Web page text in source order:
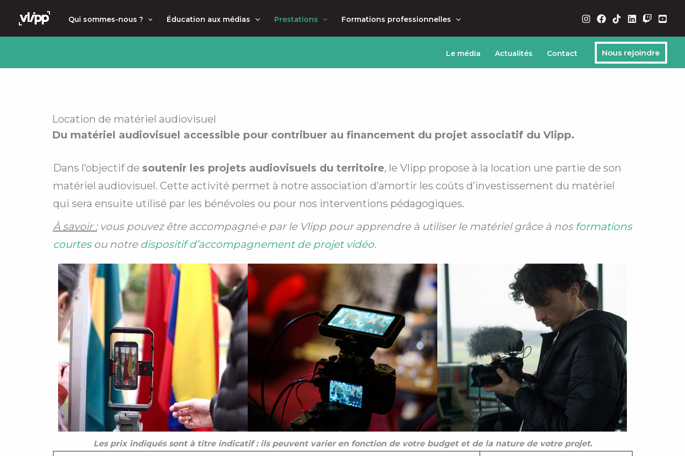
principal
Qui sommes-nous ? Éducation aux médias Prestations Formations professionnelles
Le média Actualités Contact Nous rejoindre
Location de matériel audiovisuel
Du matériel audiovisuel accessible pour contribuer au financement du projet associatif du Vlipp.
Dans l’objectif de soutenir les projets audiovisuels du territoire, le Vlipp propose à la location une partie de son
matériel audiovisuel. Cette activité permet à notre association d’amortir les coûts d’investissement du matériel
qui sera ensuite utilisé par les bénévoles ou pour nos interventions pédagogiques.
À savoir :vous pouvez être accompagné·e par le Vlipp pour apprendre à utiliser le matériel grâce à nos formations
courtesou notre dispositif d’accompagnement de projet vidéo.
Les prix indiqués sont à titre indicatif : ils peuvent varier en fonction de votre budget et de la nature de votre projet.